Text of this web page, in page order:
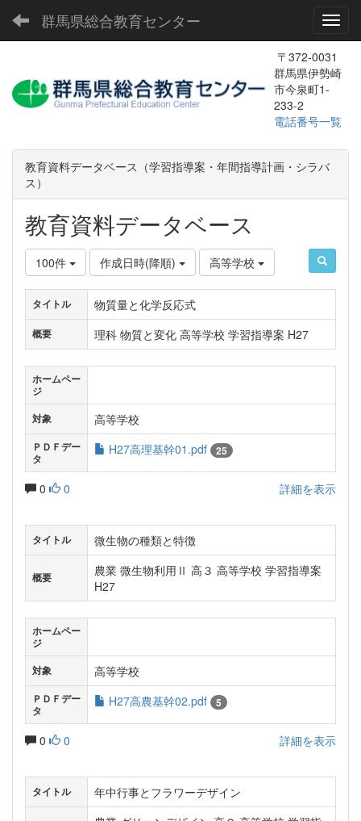
群馬県総合教育センター
〒372-0031
群馬県伊勢崎
市今泉町1-
233-2
電話番号一覧
教育資料データベース（学習指導案・年間指導計画・シラバ
ス）
教育資料データベース
100件 作成日時(降順) 高等学校
タイトル 物質量と化学反応式
概要 理科 物質と変化 高等学校 学習指導案 H27
ホームペー
ジ
対象
高等学校
ＰＤＦデー
タ
H27高理基幹01.pdf 25
0 0 詳細を表示
タイトル 微生物の種類と特徴
概要
農業 微生物利用Ⅱ 高３ 高等学校 学習指導案
H27
ホームペー
ジ
対象
高等学校
ＰＤＦデー
タ
H27高農基幹02.pdf 5
0 0 詳細を表示
タイトル 年中行事とフラワーデザイン